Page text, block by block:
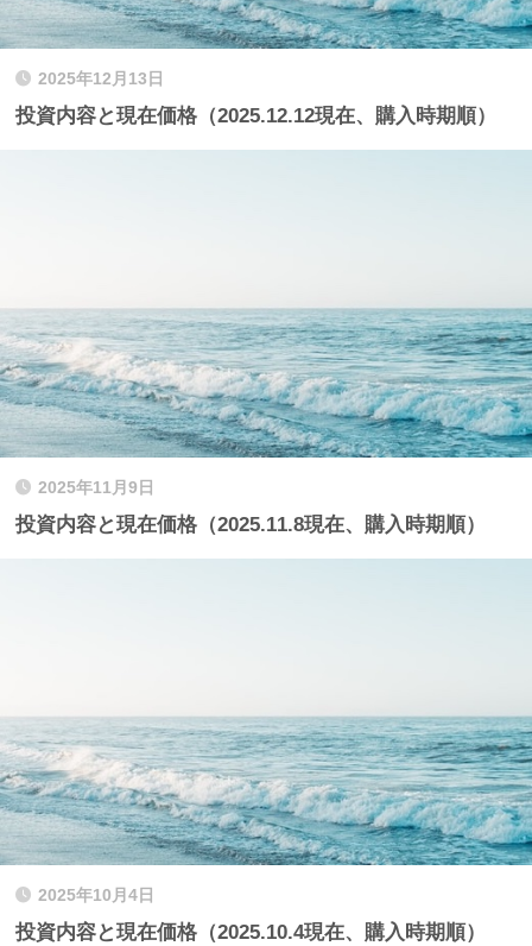
2025年12月13日
投資内容と現在価格（2025.12.12現在、購入時期順）
2025年11月9日
投資内容と現在価格（2025.11.8現在、購入時期順）
2025年10月4日
投資内容と現在価格（2025.10.4現在、購入時期順）